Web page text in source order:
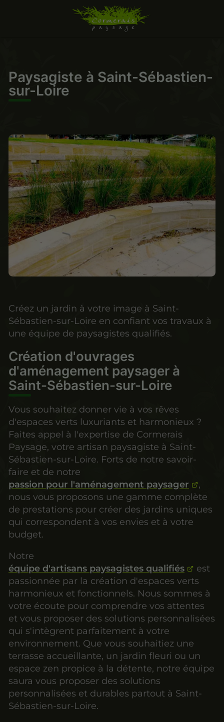
Paysagiste à Saint-Sébastien-
sur-Loire
Créez un jardin à votre image à Saint-
Sébastien-sur-Loire en confiant vos travaux à
une équipe de paysagistes qualifiés.
Création d'ouvrages
d'aménagement paysager à
Saint-Sébastien-sur-Loire
Vous souhaitez donner vie à vos rêves
d'espaces verts luxuriants et harmonieux ?
Faites appel à l'expertise de Cormerais
Paysage, votre artisan paysagiste à Saint-
Sébastien-sur-Loire. Forts de notre savoir-
faire et de notre
passion pour l'aménagement paysager
,
nous vous proposons une gamme complète
de prestations pour créer des jardins uniques
qui correspondent à vos envies et à votre
budget.
Notre
équipe d'artisans paysagistes qualifiés
est
passionnée par la création d'espaces verts
harmonieux et fonctionnels. Nous sommes à
votre écoute pour comprendre vos attentes
et vous proposer des solutions personnalisées
qui s'intègrent parfaitement à votre
environnement. Que vous souhaitiez une
terrasse accueillante, un jardin fleuri ou un
espace zen propice à la détente, notre équipe
saura vous proposer des solutions
personnalisées et durables partout à Saint-
Sébastien-sur-Loire.